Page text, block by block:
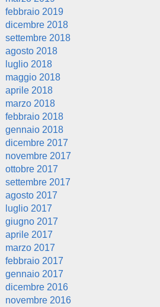
febbraio 2019
dicembre 2018
settembre 2018
agosto 2018
luglio 2018
maggio 2018
aprile 2018
marzo 2018
febbraio 2018
gennaio 2018
dicembre 2017
novembre 2017
ottobre 2017
settembre 2017
agosto 2017
luglio 2017
giugno 2017
aprile 2017
marzo 2017
febbraio 2017
gennaio 2017
dicembre 2016
novembre 2016